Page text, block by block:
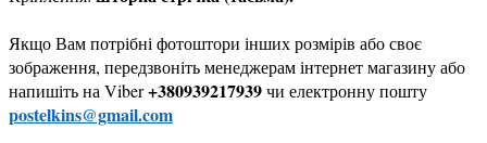
Якщо Вам потрібні фотоштори інших розмірів або своє
зображення, передзвоніть менеджерам інтернет магазину або
напишіть на Viber+380939217939чи електронну пошту
postelkins@gmail.com